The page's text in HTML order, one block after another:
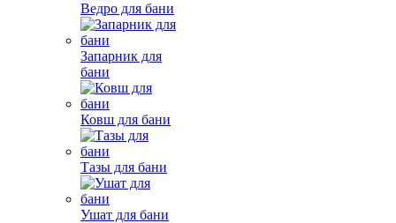
Ведро для бани
Запарник для
бани
Ковш для бани
Тазы для бани
Ушат для бани